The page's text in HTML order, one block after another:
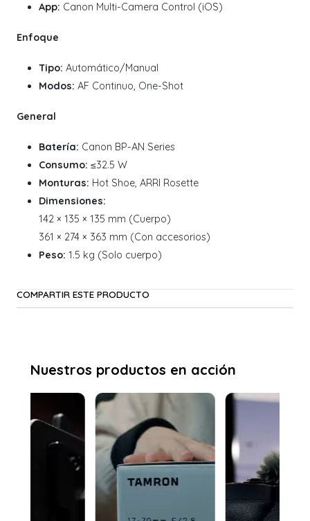
App: Canon Multi-Camera Control (iOS)
Enfoque
Tipo: Automático/Manual
Modos: AF Continuo, One-Shot
General
Batería: Canon BP-AN Series
Consumo: ≤32.5 W
Monturas: Hot Shoe, ARRI Rosette
Dimensiones:
142 × 135 × 135 mm (Cuerpo)
361 × 274 × 363 mm (Con accesorios)
Peso: 1.5 kg (Solo cuerpo)
COMPARTIR ESTE PRODUCTO